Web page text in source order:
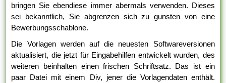
bringen Sie ebendiese immer abermals verwenden. Dieses
sei bekanntlich, Sie abgrenzen sich zu gunsten von eine
Bewerbungsschablone.
Die Vorlagen werden auf die neuesten Softwareversionen
aktualisiert, die jetzt für Eingabehilfen entwickelt wurden, des
weiteren beinhalten einen frischen Schriftsatz. Das ist ein
paar Datei mit einem Div, jener die Vorlagendaten enthält.